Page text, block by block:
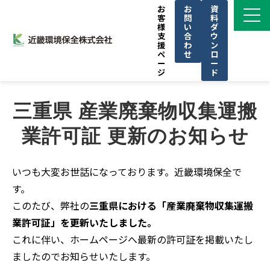
お
客
様
支
援
ペ
ー
ジ
お
問
い
合
わ
せ
資
料
ダ
ウ
ン
ロ
ー
ド
私たちの強み
導入事例
お知らせ
KINKAN GROUPについて
CSR
セミナー
三重県 産業廃棄物収集運搬
業許可証 更新のお知らせ
いつも大変お世話になっております。近畿環境保全で
す。
このたび、弊社の三重県における「産業廃棄物収集運搬
業許可証」を更新いたしました。
これに伴い、ホームページへ最新の許可証を掲載いたし
ましたのでお知らせいたします。